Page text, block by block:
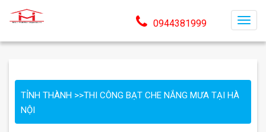
T
l
a
0944381999
TỈNH THÀNH >>THI CÔNG BẠT CHE NẮNG MƯA TẠI HÀ
NỘI